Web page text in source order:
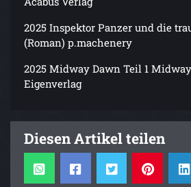
2025 Inspektor Panzer und die
(Roman) p.machenery
2025 Midway Dawn Teil 1
Eigenverlag
Diesen Artikel teilen